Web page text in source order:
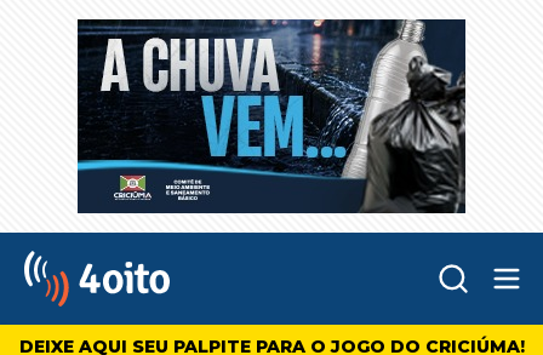
4oito
DEIXE AQUI SEU PALPITE PARA O JOGO DO CRICIÚMA!